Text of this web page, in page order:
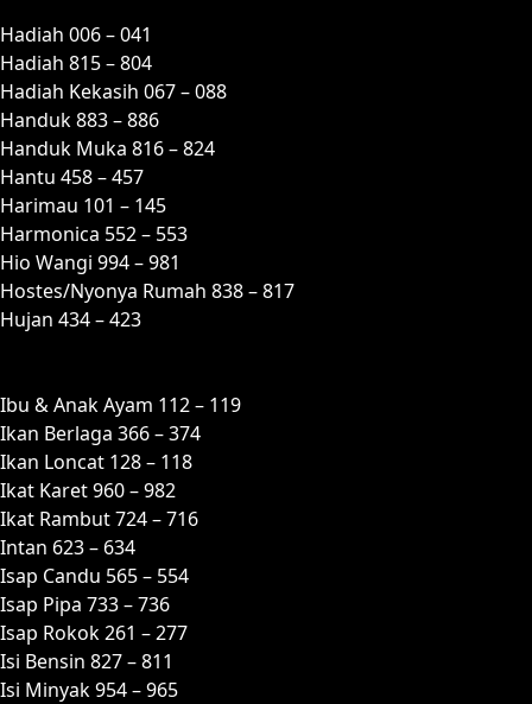
Hadiah 006 – 041
Hadiah 815 – 804
Hadiah Kekasih 067 – 088
Handuk 883 – 886
Handuk Muka 816 – 824
Hantu 458 – 457
Harimau 101 – 145
Harmonica 552 – 553
Hio Wangi 994 – 981
Hostes/Nyonya Rumah 838 – 817
Hujan 434 – 423
Ibu & Anak Ayam 112 – 119
Ikan Berlaga 366 – 374
Ikan Loncat 128 – 118
Ikat Karet 960 – 982
Ikat Rambut 724 – 716
Intan 623 – 634
Isap Candu 565 – 554
Isap Pipa 733 – 736
Isap Rokok 261 – 277
Isi Bensin 827 – 811
Isi Minyak 954 – 965